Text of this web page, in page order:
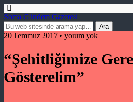
Soma Gündem Gazetesi
20 Temmuz 2017 • yorum yok
“Şehitliğimize
Gösterelim”